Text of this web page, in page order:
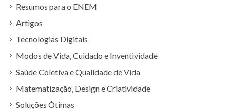
Resumos para o ENEM
Artigos
Tecnologias Digitais
Modos de Vida, Cuidado e Inventividade
Saúde Coletiva e Qualidade de Vida
Matematização, Design e Criatividade
Soluções Ótimas